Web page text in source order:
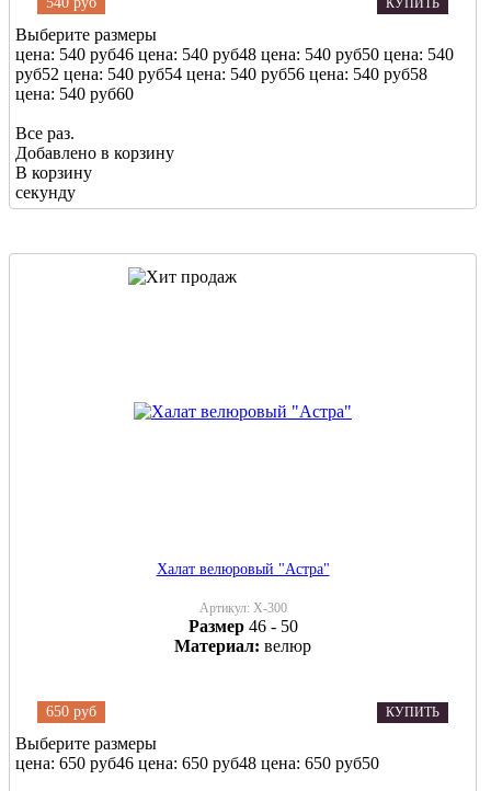
КУПИТЬ
Выберите размеры
цена: 540 руб46 цена: 540 руб48 цена: 540 руб50 цена: 540
руб52 цена: 540 руб54 цена: 540 руб56 цена: 540 руб58
цена: 540 руб60
Все раз.
Добавлено в корзину
В корзину
секунду
Халат велюровый "Астра"
Артикул: Х-300
Размер 46 - 50
Материал: велюр
650 руб КУПИТЬ
Выберите размеры
цена: 650 руб46 цена: 650 руб48 цена: 650 руб50